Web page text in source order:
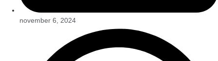
november 6, 2024